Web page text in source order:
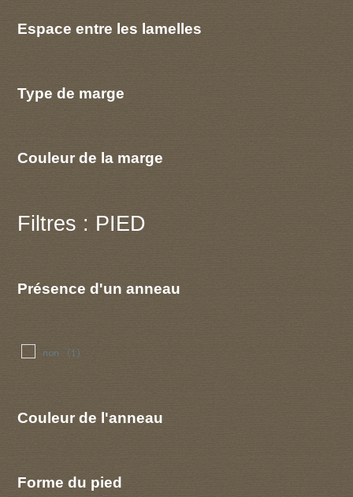
Espace entre les lamelles
Type de marge
Couleur de la marge
Filtres : PIED
Présence d'un anneau
non (1)
Couleur de l'anneau
Forme du pied